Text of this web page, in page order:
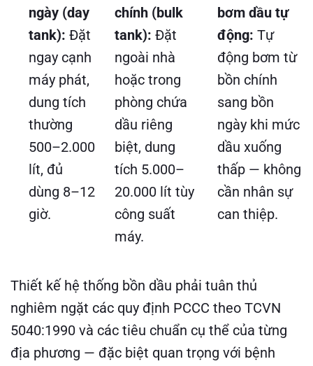
ngày (day
tank): Đặt
ngay cạnh
máy phát,
dung tích
thường
500–2.000
lít, đủ
dùng 8–12
giờ.
chính (bulk
tank): Đặt
ngoài nhà
hoặc trong
phòng chứa
dầu riêng
biệt, dung
tích 5.000–
20.000 lít tùy
công suất
máy.
bơm dầu tự
động: Tự
động bơm từ
bồn chính
sang bồn
ngày khi mức
dầu xuống
thấp — không
cần nhân sự
can thiệp.
Thiết kế hệ thống bồn dầu phải tuân thủ
nghiêm ngặt các quy định PCCC theo TCVN
5040:1990 và các tiêu chuẩn cụ thể của từng
địa phương — đặc biệt quan trọng với bệnh